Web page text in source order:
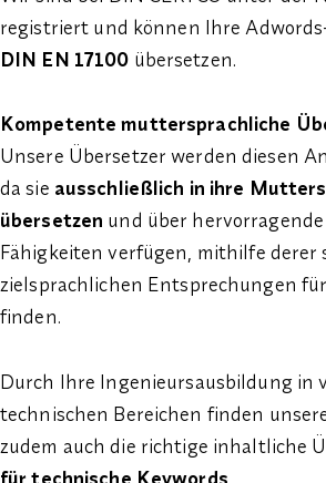
registriert und können Ihre
DIN EN 17100 übersetzen.
Kompetente muttersprachliche
Unsere Übersetzer werden diesen
da sie ausschließlich in ihre
übersetzen und über
Fähigkeiten verfügen, mithilfe derer
zielsprachlichen Entsprechungen
finden.
Durch Ihre Ingenieursausbildung in
technischen Bereichen finden
zudem auch die richtige inhaltliche